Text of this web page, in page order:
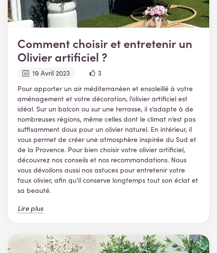
Comment choisir et entretenir un
Olivier artificiel ?
19 Avril 2023
3
Pour apporter un air méditerranéen et ensoleillé à votre
aménagement et votre décoration, l’olivier artificiel est
idéal. Sur un balcon ou sur une terrasse, il s’adapte à de
nombreuses régions, même celles dont le climat n’est pas
suffisamment doux pour un olivier naturel. En intérieur, il
vous permet de créer une atmosphère inspirée du Sud et
de la Provence. Pour bien choisir votre olivier artificiel,
découvrez nos conseils et nos recommandations. Nous
vous dévoilons aussi nos astuces pour entretenir votre
faux olivier, afin qu’il conserve longtemps tout son éclat et
sa beauté.
Lire plus